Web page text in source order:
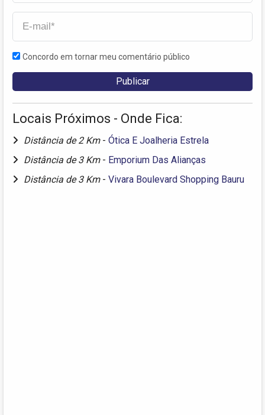
Concordo em tornar meu comentário público
Locais Próximos - Onde Fica:
Distância de 2 Km - Ótica E Joalheria Estrela
Distância de 3 Km - Emporium Das Alianças
Distância de 3 Km - Vivara Boulevard Shopping Bauru